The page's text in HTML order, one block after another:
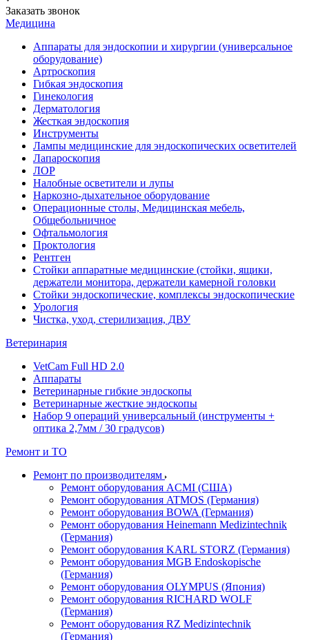
Заказать звонок
Медицина
Аппараты для эндоскопии и хирургии (универсальное
оборудование)
Артроскопия
Гибкая эндоскопия
Гинекология
Дерматология
Жесткая эндоскопия
Инструменты
Лампы медицинские для эндоскопических осветителей
Лапароскопия
ЛОР
Налобные осветители и лупы
Наркозно-дыхательное оборудование
Операционные столы, Медицинская мебель,
Общебольничное
Офтальмология
Проктология
Рентген
Стойки аппаратные медицинские (стойки, ящики,
держатели монитора, держатели камерной головки
Стойки эндоскопические, комплексы эндоскопические
Урология
Чистка, уход, стерилизация, ДВУ
Ветеринария
VetCam Full HD 2.0
Аппараты
Ветеринарные гибкие эндоскопы
Ветеринарные жесткие эндоскопы
Набор 9 операций универсальный (инструменты +
оптика 2,7мм / 30 градусов)
Ремонт и ТО
Ремонт по производителям
Ремонт оборудования ACMI (США)
Ремонт оборудования ATMOS (Германия)
Ремонт оборудования BOWA (Германия)
Ремонт оборудования Heinemann Medizintechnik
(Германия)
Ремонт оборудования KARL STORZ (Германия)
Ремонт оборудования MGB Endoskopische
(Германия)
Ремонт оборудования OLYMPUS (Япония)
Ремонт оборудования RICHARD WOLF
(Германия)
Ремонт оборудования RZ Medizintechnik
(Германия)